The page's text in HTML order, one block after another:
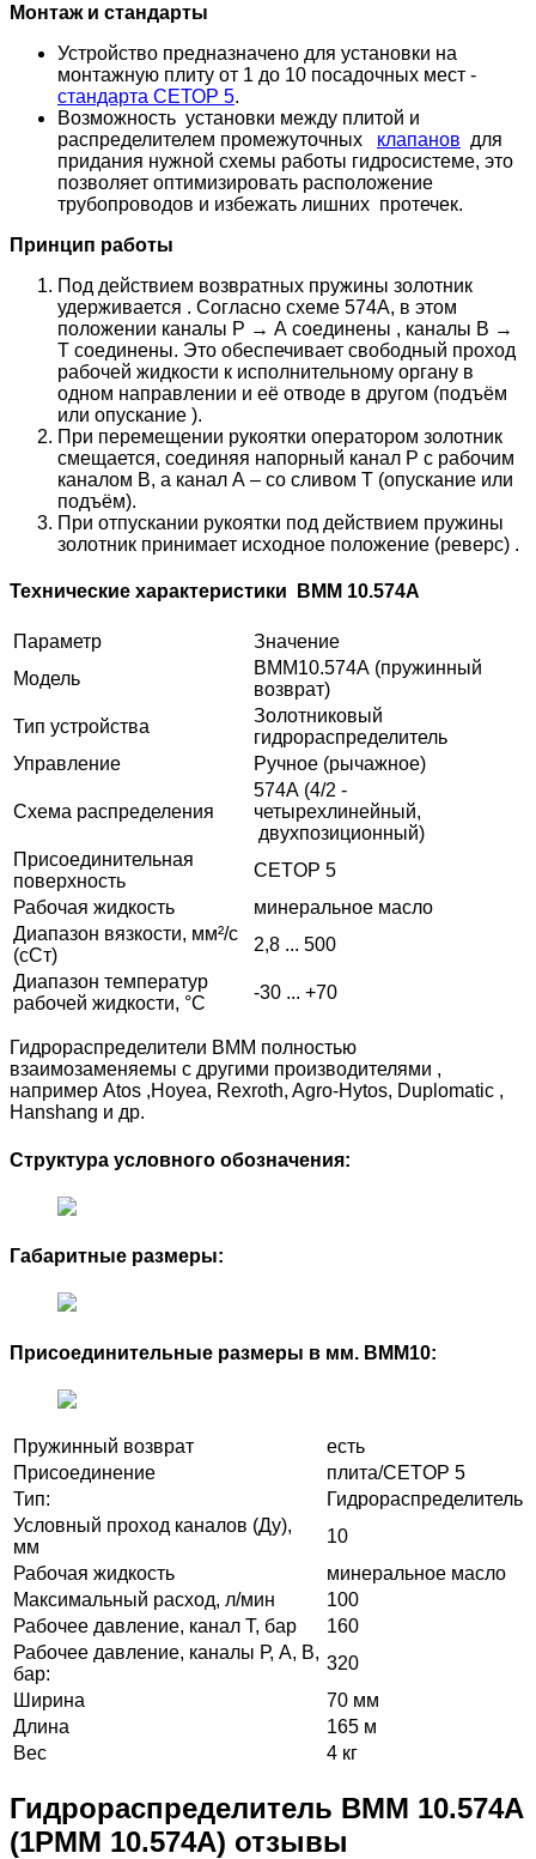
Монтаж и стандарты
Устройство предназначено для установки на
монтажную плиту от 1 до 10 посадочных мест -
стандарта СЕТОР 5.
Возможность установки между плитой и
распределителем промежуточных клапанов для
придания нужной схемы работы гидросистеме, это
позволяет оптимизировать расположение
трубопроводов и избежать лишних протечек.
Принцип работы
Под действием возвратных пружины золотник
удерживается . Согласно схеме 574А, в этом
положении каналы P → А соединены , каналы В →
Т соединены. Это обеспечивает свободный проход
рабочей жидкости к исполнительному органу в
одном направлении и её отводе в другом (подъём
или опускание ).
При перемещении рукоятки оператором золотник
смещается, соединяя напорный канал P с рабочим
каналом В, а канал А – со сливом T (опускание или
подъём).
При отпускании рукоятки под действием пружины
золотник принимает исходное положение (реверс) .
Технические характеристики ВММ 10.574А
Параметр
Значение
Модель
ВММ10.574А (пружинный
возврат)
Тип устройства
Золотниковый
гидрораспределитель
Управление
Ручное (рычажное)
Схема распределения
574А (4/2 -
четырехлинейный,
двухпозиционный)
Присоединительная
поверхность
CETOP 5
Рабочая жидкость
минеральное масло
Диапазон вязкости, мм²/с
(сСт)
2,8 ... 500
Диапазон температур
рабочей жидкости, °С
-30 ... +70
Гидрораспределители ВММ полностью
взаимозаменяемы с другими производителями ,
например Atos ,Hoyea, Rexroth, Agro-Hytos, Duplomatic ,
Hanshang и др.
Структура условного обозначения:
Габаритные размеры:
Присоединительные размеры в мм. ВММ10:
Пружинный возврат
есть
Присоединение
плита/CETOP 5
Тип:
Гидрораспределитель
Условный проход каналов (Ду),
мм
10
Рабочая жидкость
минеральное масло
Максимальный расход, л/мин
100
Рабочее давление, канал Т, бар
160
Рабочее давление, каналы Р, А, В,
бар:
320
Ширина
70 мм
Длина
165 м
Вес
4 кг
Гидрораспределитель ВММ 10.574А
(1РММ 10.574А) отзывы